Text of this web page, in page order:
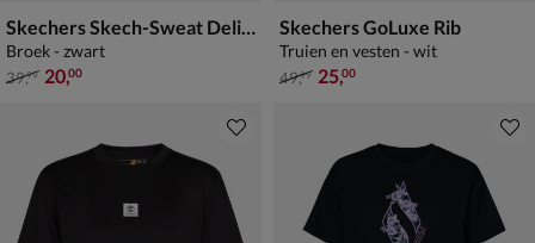
Skechers Skech-Sweat Delight
Broek - zwart
van € 39,99 voor € 20,00
39,99 20,00
Skechers GoLuxe Rib
Truien en vesten - wit
van € 49,99 voor € 25,00
49,99 25,00